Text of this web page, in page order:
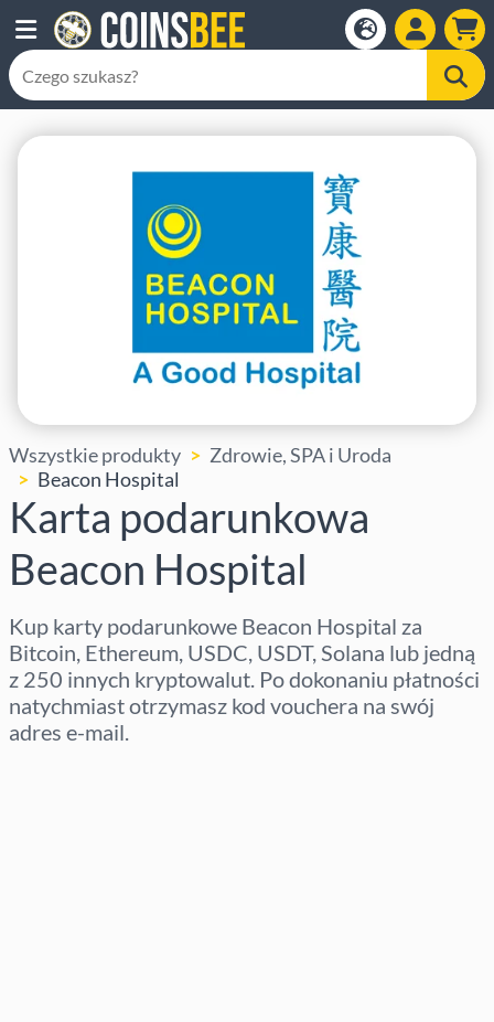
Wszystkie produkty
Zdrowie, SPA i Uroda
Beacon Hospital
Karta podarunkowa
Beacon Hospital
Kup karty podarunkowe Beacon Hospital za
Bitcoin, Ethereum, USDC, USDT, Solana lub jedną
z 250 innych kryptowalut. Po dokonaniu płatności
natychmiast otrzymasz kod vouchera na swój
adres e-mail.